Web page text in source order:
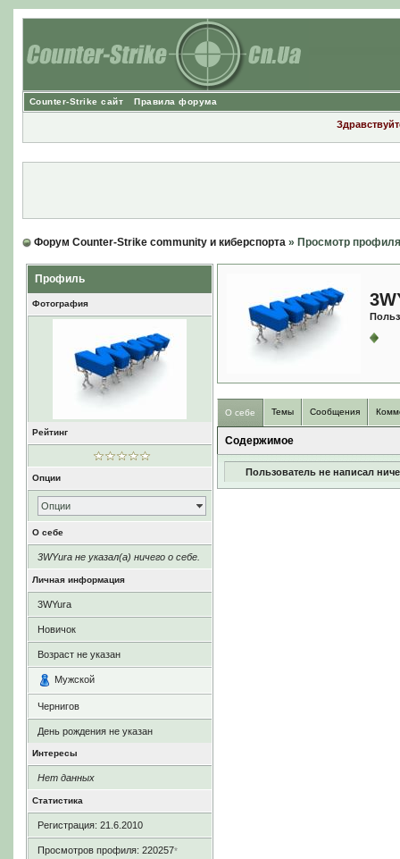
Counter-Strike сайт Правила форума
Форум Counter-Strike community и киберспорта» Просмотр профиля
Профиль
Фотография
Рейтинг
Опции
Опции
О себе
3WYura не указал(а) ничего о себе.
Личная информация
3WYura
Новичок
Возраст не указан
Мужской
Чернигов
День рождения не указан
Интересы
Нет данных
Статистика
Регистрация: 21.6.2010
Просмотров профиля: 220257*
О себе Темы Сообщения
Содержимое
Пользователь не написал